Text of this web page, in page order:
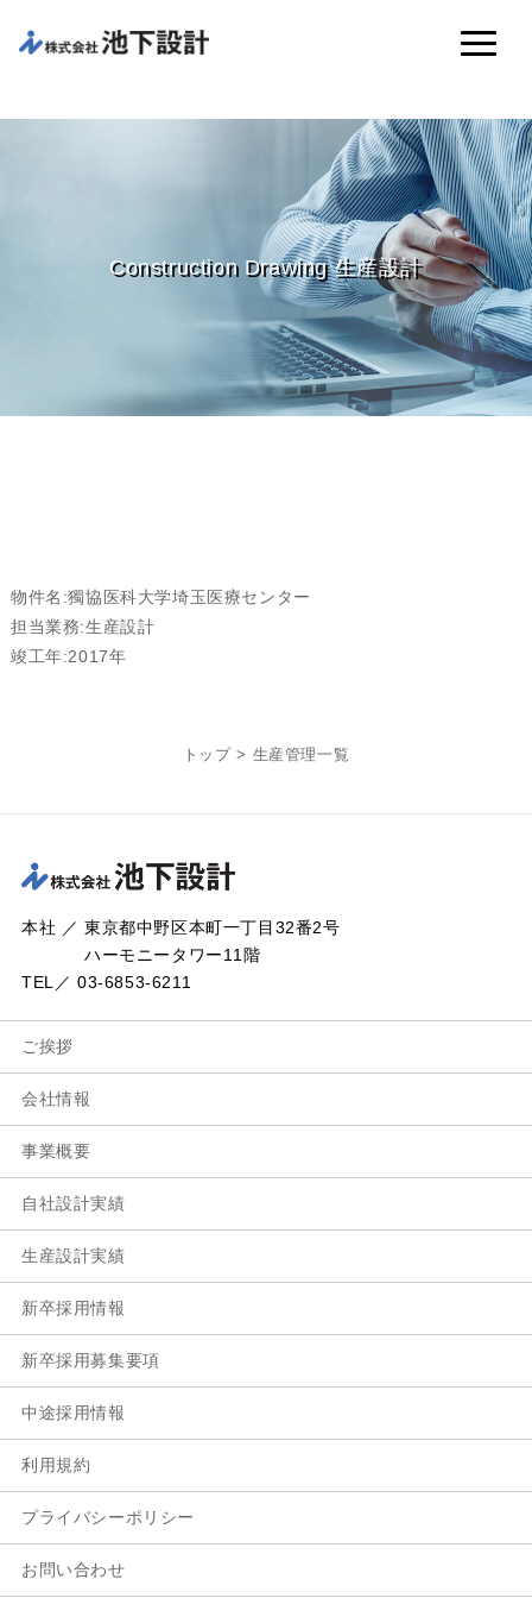
Construction Drawing 生産設計
物件名:獨協医科大学埼玉医療センター
担当業務:生産設計
竣工年:2017年
トップ > 生産管理一覧
本社 ／ 東京都中野区本町一丁目32番2号
ハーモニータワー11階
TEL／ 03-6853-6211
ご挨拶
会社情報
事業概要
自社設計実績
生産設計実績
新卒採用情報
新卒採用募集要項
中途採用情報
利用規約
プライバシーポリシー
お問い合わせ